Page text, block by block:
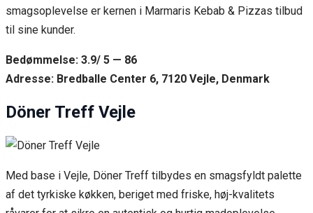
smagsoplevelse er kernen i Marmaris Kebab & Pizzas tilbud
til sine kunder.
Bedømmelse: 3.9/ 5 — 86
Adresse: Bredballe Center 6, 7120 Vejle, Denmark
Döner Treff Vejle
Med base i Vejle, Döner Treff tilbydes en smagsfyldt palette
af det tyrkiske køkken, beriget med friske, høj-kvalitets